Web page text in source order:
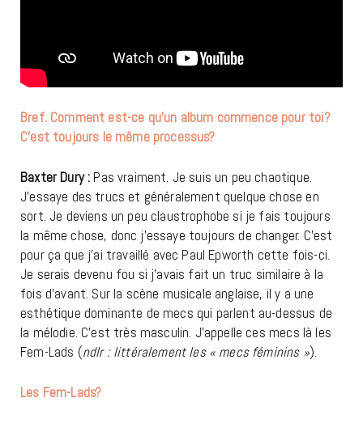
Bref. Comment est-ce qu’un album commence pour toi?
C’est toujours le même processus?
Baxter Dury : Pas vraiment. Je suis un peu chaotique.
J’essaye des trucs et généralement quelque chose en
sort. Je deviens un peu claustrophobe si je fais toujours
la même chose, donc j’essaye toujours de changer. C’est
pour ça que j’ai travaillé avec Paul Epworth cette fois-ci.
Je serais devenu fou si j’avais fait un truc similaire à la
fois d’avant. Sur la scène musicale anglaise, il y a une
esthétique dominante de mecs qui parlent au-dessus de
la mélodie. C’est très masculin. J’appelle ces mecs là les
Fem-Lads (ndlr : littéralement les « mecs féminins »).
Les Fem-Lads?